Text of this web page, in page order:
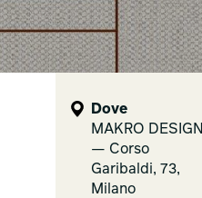
Dove
MAKRO DESIGN
— Corso
Garibaldi, 73,
Milano